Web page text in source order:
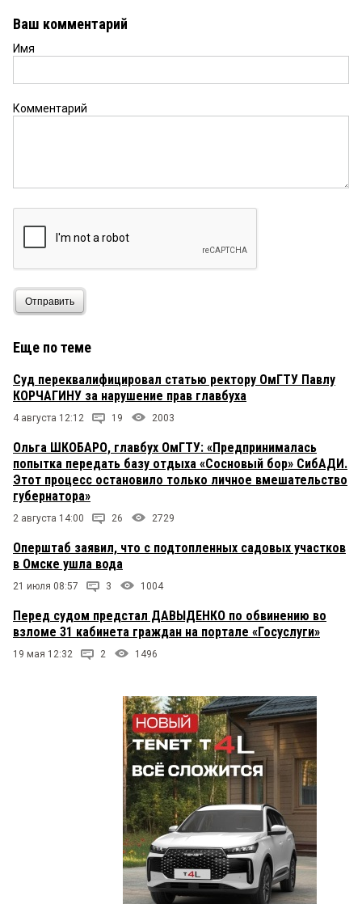
Ваш комментарий
Имя
Комментарий
Отправить
Еще по теме
Суд переквалифицировал статью ректору ОмГТУ Павлу
КОРЧАГИНУ за нарушение прав главбуха
4 августа 12:12 19 2003
Ольга ШКОБАРО, главбух ОмГТУ: «Предпринималась
попытка передать базу отдыха «Сосновый бор» СибАДИ.
Этот процесс остановило только личное вмешательство
губернатора»
2 августа 14:00 26 2729
Оперштаб заявил, что с подтопленных садовых участков
в Омске ушла вода
21 июля 08:57 3 1004
Перед судом предстал ДАВЫДЕНКО по обвинению во
взломе 31 кабинета граждан на портале «Госуслуги»
19 мая 12:32 2 1496